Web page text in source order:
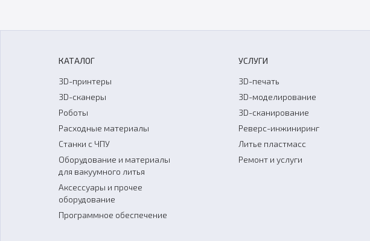
КАТАЛОГ
3D-принтеры
3D-сканеры
Роботы
Расходные материалы
Станки с ЧПУ
Оборудование и материалы
для вакуумного литья
Аксессуары и прочее
оборудование
Программное обеспечение
УСЛУГИ
3D-печать
3D-моделирование
3D-сканирование
Реверс-инжиниринг
Литье пластмасс
Ремонт и услуги